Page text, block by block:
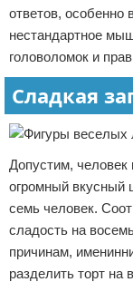
ответов, особенно
нестандартное
головоломок и
Сладкая
Допустим,
огромный вкусный
семь человек.
сладость на
причинам,
разделить торт на